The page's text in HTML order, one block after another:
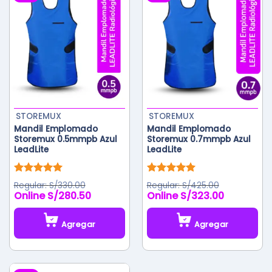
Mandil Emplomado
Storemux 0.5mmpb Azul
LeadLite
Valorado
con5.00
de 5
STOREMUX
S/330.00
S/280.50
Agregar
Mandil Emplomado
Storemux 0.7mmpb Azul
LeadLite
Valorado
con5.00
de 5
STOREMUX
S/425.00
S/323.00
Agregar